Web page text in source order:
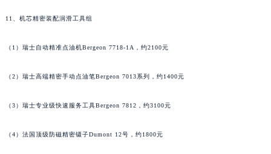
11、机芯精密装配润滑工具组
（1）瑞士自动精准点油机Bergeon 7718-1A，约2100元
（2）瑞士高端精密手动点油笔Bergeon 7013系列，约1400元
（3）瑞士专业级快速服务工具Bergeon 7812，约3100元
（4）法国顶级防磁精密镊子Dumont 12号，约1800元